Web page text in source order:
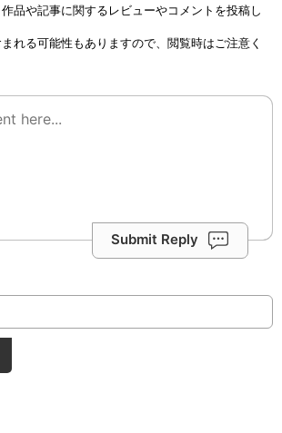
品や記事に関するレビューやコメントを投稿し
れる可能性もありますので、閲覧時はご注意く
Submit Reply